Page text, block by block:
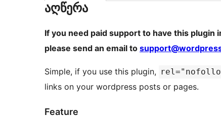
აღწერა
If you need paid support to have this plugin
please send an email to
Simple, if you use this plugin,
links on your wordpress posts or pages.
Feature